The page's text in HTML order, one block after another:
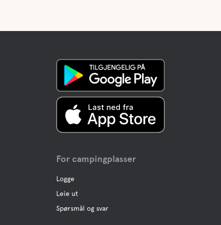
For campingplasser
Logge
Leie ut
Spørsmål og svar